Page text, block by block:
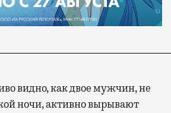
видно, как двое мужчин, не
ночи, активно вырывают